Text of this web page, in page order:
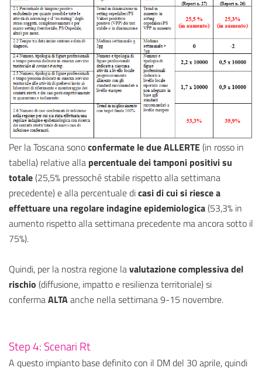
Per la Toscana sonoconfermate le due ALLERTE(in rosso in
tabella) relative alla percentuale dei tamponi positivi su
totale(25,5% pressoché stabile rispetto alla settimana
precedente) e alla percentuale dicasi di cui si riesce a
effettuare una regolare indagine epidemiologica(53,3% in
aumento rispetto alla settimana precedente ma ancora sotto il
75%).
Quindi, per la nostra regione lavalutazione complessiva del
rischio (diffusione, impatto e resilienza territoriale) si
confermaALTAanche nella settimana 9-15 novembre.
Step 4: Scenari Rt
A questo impianto base definito con il DM del 30 aprile, quindi